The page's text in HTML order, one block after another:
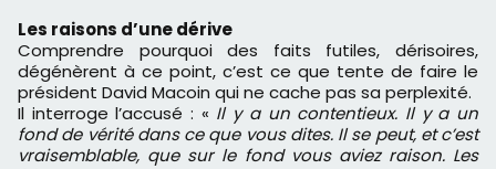
Les raisons d’une dérive
Comprendre pourquoi des faits futiles, dérisoires,
dégénèrent à ce point, c’est ce que tente de faire le
président David Macoin qui ne cache pas sa perplexité.
Il interroge l’accusé : « Il y a un contentieux. Il y a un
fond de véritédans ce que vous dites. Il se peut, et c’est
vraisemblable, que sur le fond vous aviez raison. Les